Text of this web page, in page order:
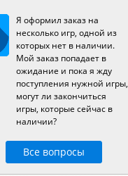
Я оформил заказ на
несколько игр, одной из
которых нет в наличии.
Мой заказ попадает в
ожидание и пока я жду
поступления нужной игры,
могут ли закончиться
игры, которые сейчас в
наличии?
Все вопросы